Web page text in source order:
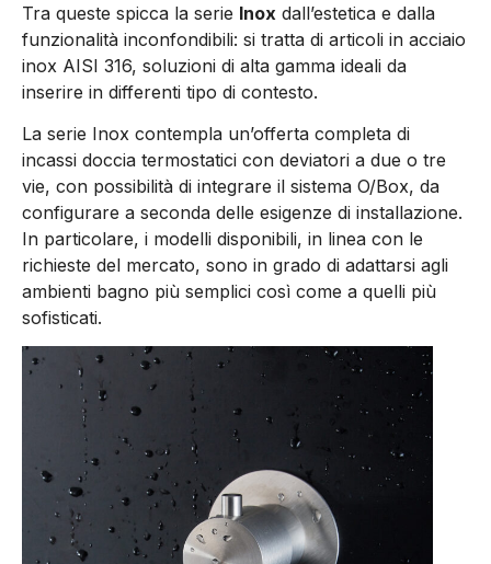
Tra queste spicca la serie Inox dall’estetica e dalla
funzionalità inconfondibili: si tratta di articoli in acciaio
inox AISI 316, soluzioni di alta gamma ideali da
inserire in differenti tipo di contesto.
La serie Inox contempla un’offerta completa di
incassi doccia termostatici con deviatori a due o tre
vie, con possibilità di integrare il sistema O/Box, da
configurare a seconda delle esigenze di installazione.
In particolare, i modelli disponibili, in linea con le
richieste del mercato, sono in grado di adattarsi agli
ambienti bagno più semplici così come a quelli più
sofisticati.